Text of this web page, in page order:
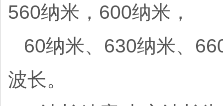
560纳米，600纳米，
60纳米、630纳米、
波长。